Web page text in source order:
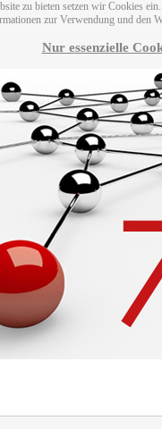
zu bieten setzen wir Cookies
zur Verwendung und den
Nur essenzielle